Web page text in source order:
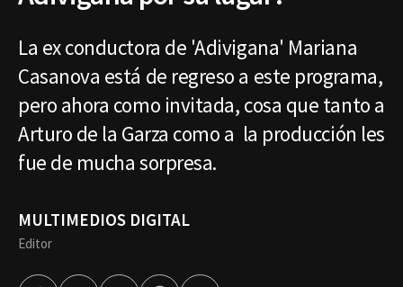
La ex conductora de 'Adivigana' Mariana
Casanova está de regreso a este programa,
pero ahora como invitada, cosa que tanto a
Arturo de la Garza como a la producción les
fue de mucha sorpresa.
MULTIMEDIOS DIGITAL
Editor